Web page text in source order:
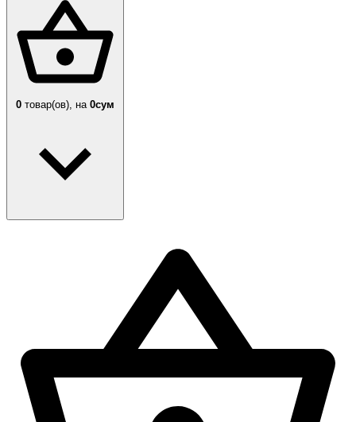
0 товар(ов), на 0сум